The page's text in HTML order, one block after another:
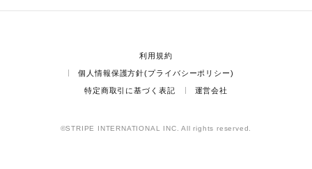
利用規約
個人情報保護方針(プライバシーポリシー)
特定商取引に基づく表記 運営会社
©STRIPE INTERNATIONAL INC. All rights reserved.